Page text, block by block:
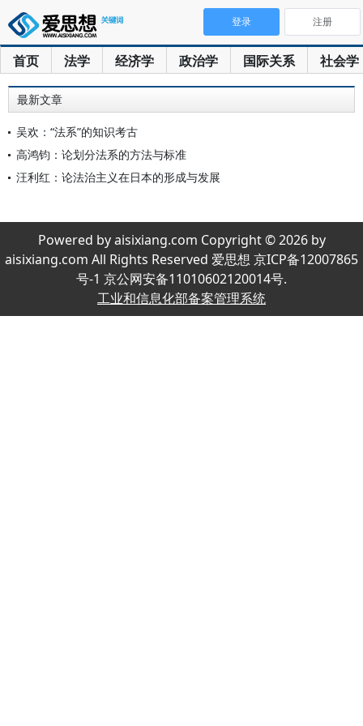
首页 法学 经济学 政治学 国际关系 社会学
登录 注册
最新文章
吴欢：“法系”的知识考古
高鸿钧：论划分法系的方法与标准
汪利红：论法治主义在日本的形成与发展
Powered by aisixiang.com Copyright © 2026 by
aisixiang.com All Rights Reserved 爱思想 京ICP备12007865
号-1 京公网安备11010602120014号.
工业和信息化部备案管理系统